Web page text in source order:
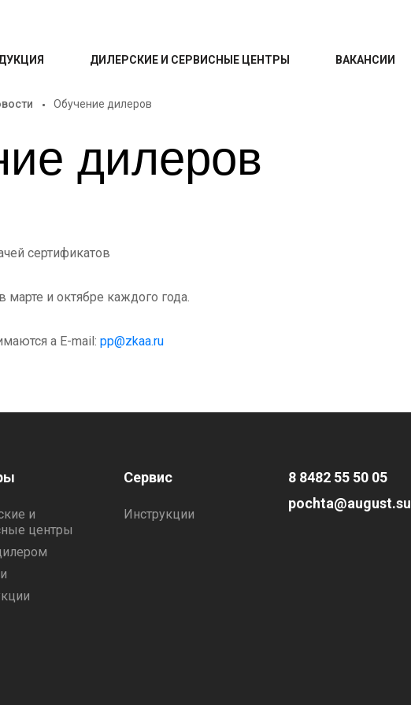
ДИЛЕРСКИЕ И СЕРВИСНЫЕ ЦЕНТРЫ ВАКАНСИИ
Обучение дилеров
дилеров
сертификатов
марте и октябре каждого года.
а E-mail: pp@zkaa.ru
и
центры
Сервис
Инструкции
8 8482 55 50 05
pochta@august.su